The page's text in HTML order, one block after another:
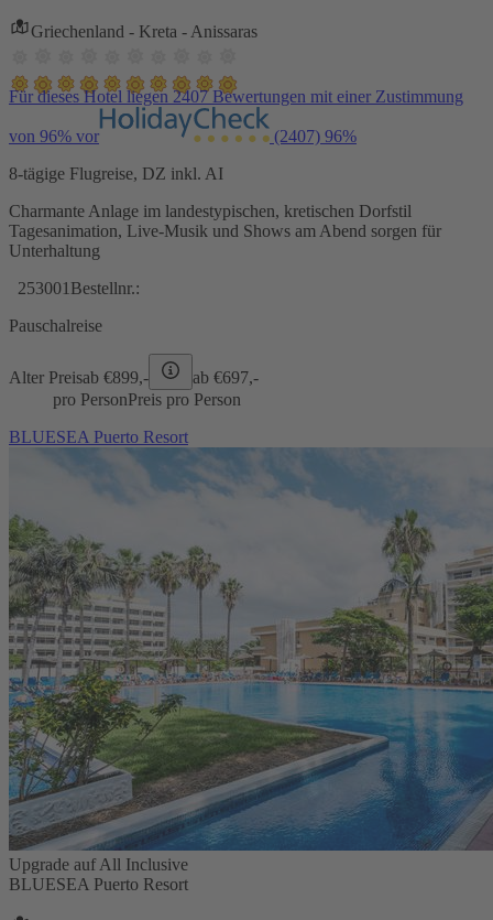
Griechenland - Kreta - Anissaras
Für dieses Hotel liegen 2407 Bewertungen mit einer Zustimmung
von 96% vor (2407) 96%
8-tägige Flugreise, DZ inkl. AI
Charmante Anlage im landestypischen, kretischen Dorfstil
Tagesanimation, Live-Musik und Shows am Abend sorgen für
Unterhaltung
253001 Bestellnr.:
Pauschalreise
Alter Preisab €899,- ab €697,-
pro PersonPreis pro Person
BLUESEA Puerto Resort
Upgrade auf All Inclusive
BLUESEA Puerto Resort